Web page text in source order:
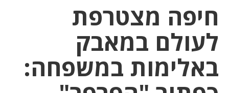
חיפה מצטרפת
לעולם במאבק
באלימות במשפחה: